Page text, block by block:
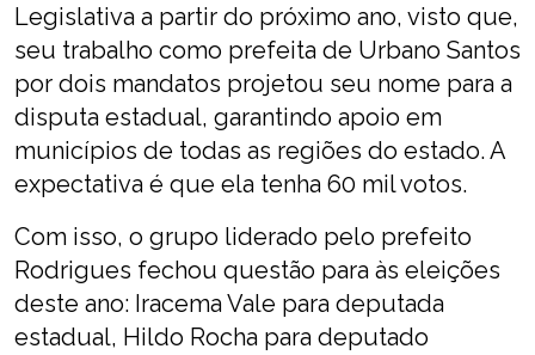
Legislativa a partir do próximo ano, visto que,
seu trabalho como prefeita de Urbano Santos
por dois mandatos projetou seu nome para a
disputa estadual, garantindo apoio em
municípios de todas as regiões do estado. A
expectativa é que ela tenha 60 mil votos.
Com isso, o grupo liderado pelo prefeito
Rodrigues fechou questão para às eleições
deste ano: Iracema Vale para deputada
estadual, Hildo Rocha para deputado